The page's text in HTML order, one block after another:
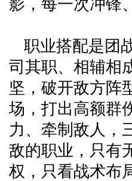
影，每一次冲锋
职业搭配是团
司其职、相辅相
坚，破开敌方阵
场，打出高额群
力、牵制敌人，
敌的职业，只有
权，只看战术布